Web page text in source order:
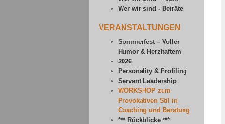
Wer wir sind - Beiräte
VERANSTALTUNGEN
Sommerfest – Voller
Humor & Herzhaftem
2026
Personality & Profiling
Servant Leadership
WORKSHOP zum
Provokativen Stil in
Coaching und Beratung
*** Rückblicke ***